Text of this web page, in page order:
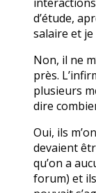
d’étude,
salaire et
Non, il ne
près.
plusieurs
dire
Oui, ils
devaient
qu’on a
forum) et